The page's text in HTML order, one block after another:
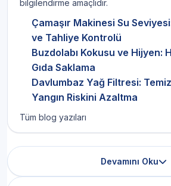
bilgilendirme amaçlıdır.
Çamaşır Makinesi Su
ve Tahliye Kontrolü
Buzdolabı Kokusu ve Hijyen:
Gıda Saklama
Davlumbaz Yağ Filtresi:
Yangın Riskini Azaltma
Tüm blog yazıları
Devamını Oku